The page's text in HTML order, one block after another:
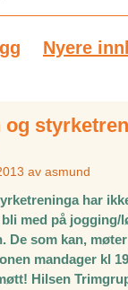
Nyere
og
av asmund
har
med på jogging/
De som kan,
mandager kl
Hilsen